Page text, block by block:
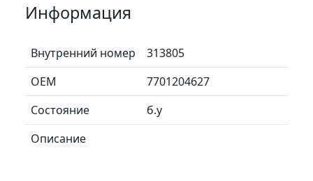
Информация
Внутренний номер
313805
ОЕМ
7701204627
Состояние
б.у
Описание